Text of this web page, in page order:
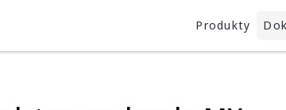
Produkty